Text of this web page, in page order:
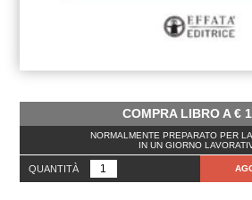
COMPRA LIBRO A€
NORMALMENTE PREPARATO PER
IN UN GIORNO
QUANTITÀ